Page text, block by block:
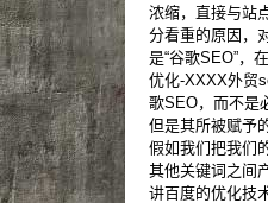
浓缩，直接与站
分看重的原因，
是“谷歌SEO”，
优化-XXXX外贸
歌SEO，而不是
但是其所被赋予
假如我们把我们
其他关键词之间
讲百度的优化技